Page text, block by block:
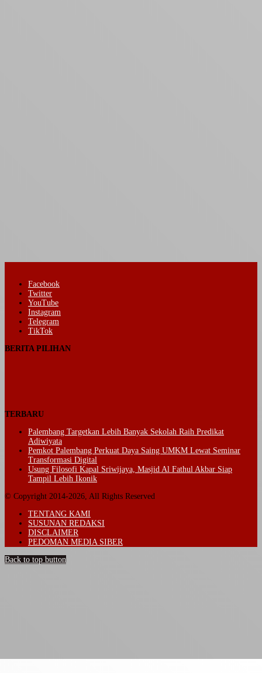
Facebook
Twitter
YouTube
Instagram
Telegram
TikTok
BERITA PILIHAN
TERBARU
Palembang Targetkan Lebih Banyak Sekolah Raih Predikat
Adiwiyata
Pemkot Palembang Perkuat Daya Saing UMKM Lewat Seminar
Transformasi Digital
Usung Filosofi Kapal Sriwijaya, Masjid Al Fathul Akbar Siap
Tampil Lebih Ikonik
© Copyright 2014-2026, All Rights Reserved
TENTANG KAMI
SUSUNAN REDAKSI
DISCLAIMER
PEDOMAN MEDIA SIBER
Back to top button